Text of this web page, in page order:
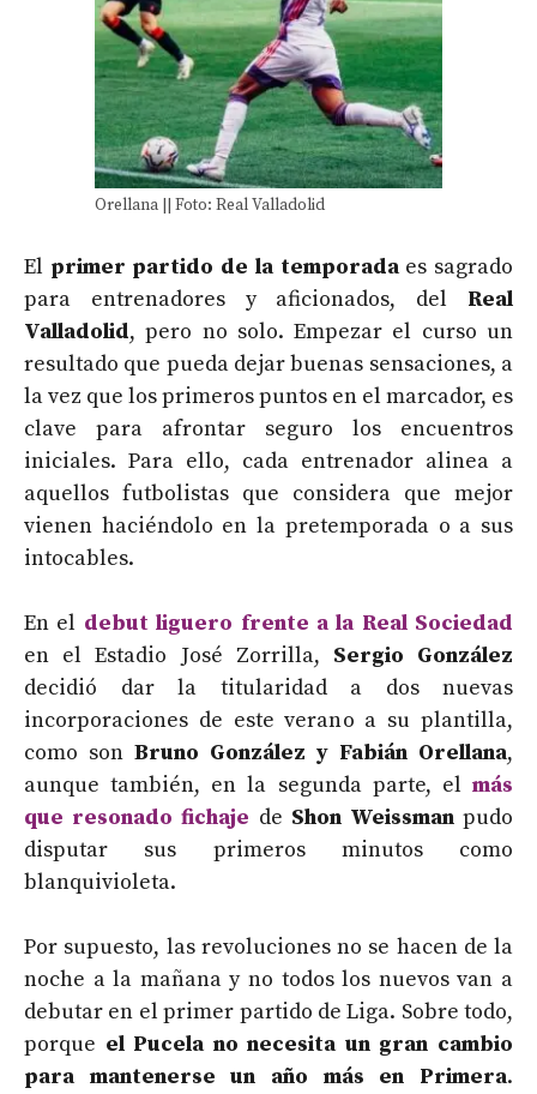
Orellana || Foto: Real Valladolid
El primer partido de la temporadaes sagrado
para entrenadores y aficionados, del Real
Valladolid, pero no solo. Empezar el curso un
resultado que pueda dejar buenas sensaciones, a
la vez que los primeros puntos en el marcador, es
clave para afrontar seguro los encuentros
iniciales. Para ello, cada entrenador alinea a
aquellos futbolistas que considera que mejor
vienen haciéndolo en la pretemporada o a sus
intocables.
En el debut liguero frente a la Real Sociedad
en el Estadio José Zorrilla, Sergio González
decidió dar la titularidad a dos nuevas
incorporaciones de este verano a su plantilla,
como son Bruno González y Fabián Orellana,
aunque también, en la segunda parte, el más
que resonado fichaje de Shon Weissmanpudo
disputar sus primeros minutos como
blanquivioleta.
Por supuesto, las revoluciones no se hacen de la
noche a la mañana y no todos los nuevos van a
debutar en el primer partido de Liga. Sobre todo,
porque el Pucela no necesita un gran cambio
para mantenerse un año más en Primera.